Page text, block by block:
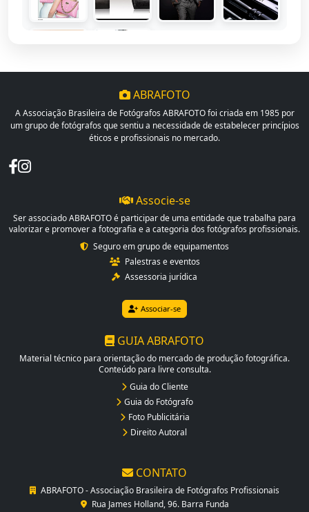
ABRAFOTO
A Associação Brasileira de Fotógrafos ABRAFOTO foi criada em 1985 por
um grupo de fotógrafos que sentiu a necessidade de estabelecer princípios
éticos e profissionais no mercado.
Associe-se
Ser associado ABRAFOTO é participar de uma entidade que trabalha para
valorizar e promover a fotografia e a categoria dos fotógrafos profissionais.
Seguro em grupo de equipamentos
Palestras e eventos
Assessoria jurídica
Associar-se
GUIA ABRAFOTO
Material técnico para orientação do mercado de produção fotográfica.
Conteúdo para livre consulta.
Guia do Cliente
Guia do Fotógrafo
Foto Publicitária
Direito Autoral
CONTATO
ABRAFOTO - Associação Brasileira de Fotógrafos Profissionais
Rua James Holland, 96. Barra Funda